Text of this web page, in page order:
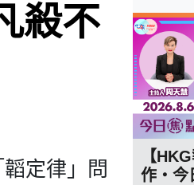
殺不
定律」問
【
作‧今